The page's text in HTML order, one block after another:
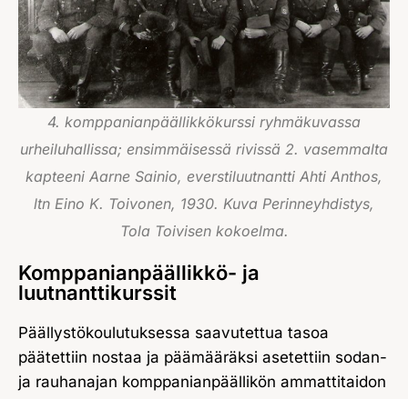
4. komppanianpäällikkökurssi ryhmäkuvassa
urheiluhallissa; ensimmäisessä rivissä 2. vasemmalta
kapteeni Aarne Sainio, everstiluutnantti Ahti Anthos,
ltn Eino K. Toivonen, 1930. Kuva Perinneyhdistys,
Tola Toivisen kokoelma.
Komppanianpäällikkö- ja
luutnanttikurssit
Päällystökoulutuksessa saavutettua tasoa
päätettiin nostaa ja päämääräksi asetettiin sodan-
ja rauhanajan komppanianpäällikön ammattitaidon